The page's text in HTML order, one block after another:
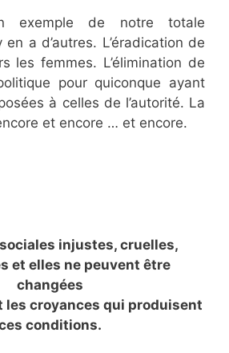
exemple de notre totale
a d’autres. L’éradication de
les femmes. L’élimination de
pour quiconque ayant
à celles de l’autorité. La
et encore … et encore.
injustes, cruelles,
et elles ne peuvent être
changées
les croyances qui produisent
conditions.